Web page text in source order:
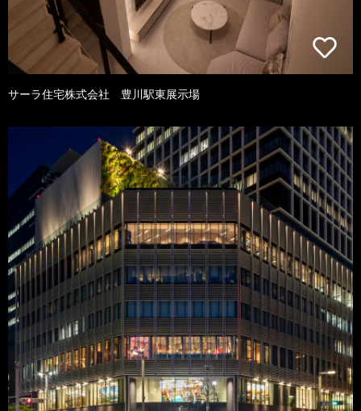
サーラ住宅株式会社 豊川駅東展示場